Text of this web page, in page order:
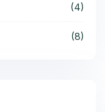
(4)
(8)